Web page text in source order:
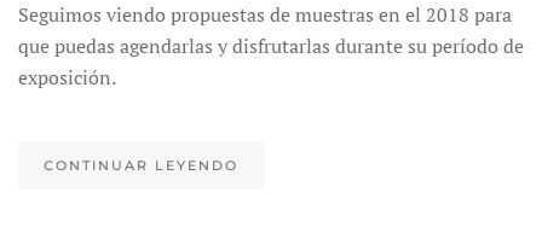
Seguimos viendo propuestas de muestras en el 2018 para
que puedas agendarlas y disfrutarlas durante su período de
exposición.
CONTINUAR LEYENDO